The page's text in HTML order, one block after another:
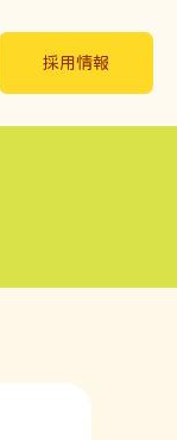
採用情報